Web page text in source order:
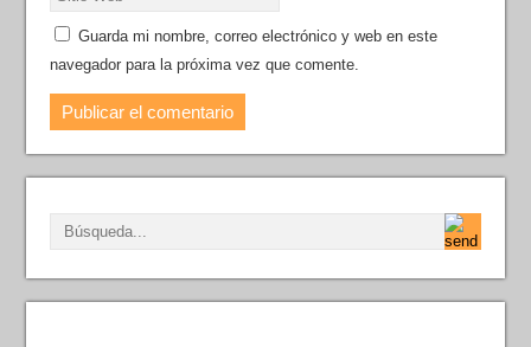
Guarda mi nombre, correo electrónico y web en este
navegador para la próxima vez que comente.